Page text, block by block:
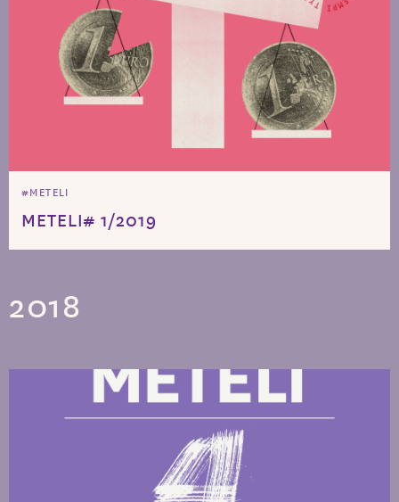
#METELI
METELI# 1/2019
2018